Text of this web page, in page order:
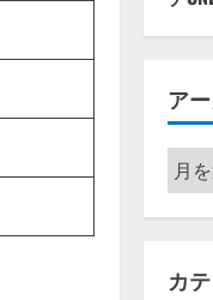
ア
ア
ー
カ
ブ
カ